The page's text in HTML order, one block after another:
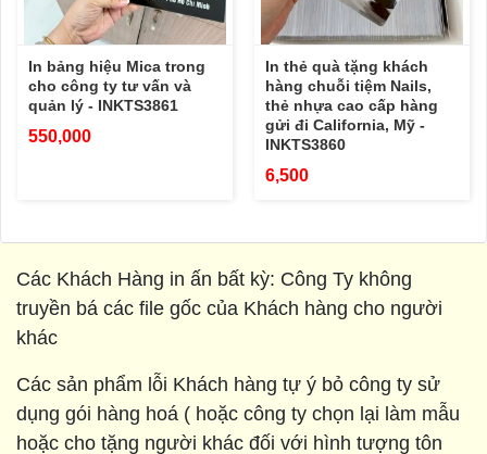
In bảng hiệu Mica trong
cho công ty tư vấn và
quản lý - INKTS3861
550,000
In thẻ quà tặng khách
hàng chuỗi tiệm Nails,
thẻ nhựa cao cấp hàng
gửi đi California, Mỹ -
INKTS3860
6,500
Các Khách Hàng in ấn bất kỳ: Công Ty không
truyền bá các file gốc của Khách hàng cho người
khác
Các sản phẩm lỗi Khách hàng tự ý bỏ công ty sử
dụng gói hàng hoá ( hoặc công ty chọn lại làm mẫu
hoặc cho tặng người khác đối với hình tượng tôn